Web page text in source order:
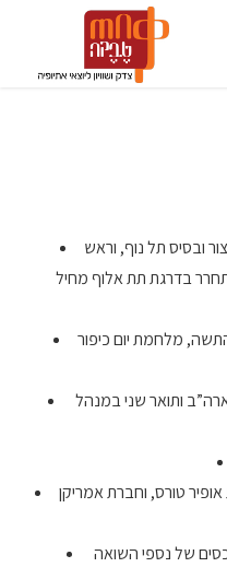
ובסיס תל נוף, וראש
בדרגת תת אלוף מחיל
מלחמת יום כיפור
טורס, וחברת אמריקן